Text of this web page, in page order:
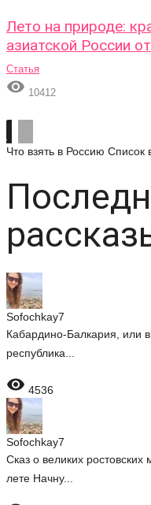
Лето на природе:
азиатской России
Статья
 10412
Что взять в Россию Список
Sofochkay7
Кабардино-Балкария, или
республика...
 4536
Sofochkay7
Сказ о великих
лете Начну...